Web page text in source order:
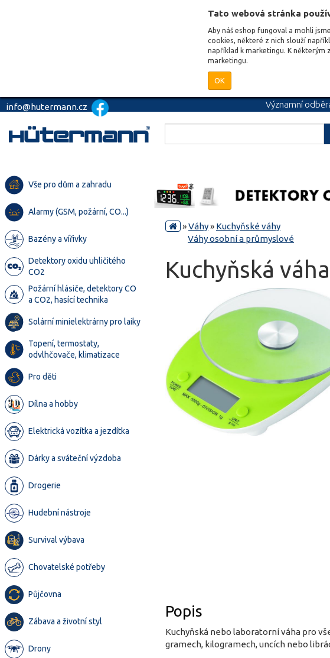
Tato webová stránka
Aby náš eshop fungoval a mohli
cookies, některé z nich slouží
například k marketingu. K
marketingu.
OK
info@hutermann.cz Významní
Vše pro dům a zahradu
Alarmy (GSM, požární, CO...)
Bazény a vířivky
Detektory oxidu uhličitého
CO2
Požární hlásiče, detektory CO
a CO2, hasící technika
Solární minielektrárny pro laiky
Topení, termostaty,
odvlhčovače, klimatizace
Pro děti
Dílna a hobby
Elektrická vozítka a jezdítka
Dárky a sváteční výzdoba
Drogerie
Hudební nástroje
Survival výbava
Chovatelské potřeby
Půjčovna
Zábava a životní styl
Drony
»Váhy» Kuchyňské váhy
Váhy osobní a průmyslové
Kuchyňská
Popis
Kuchyňská nebo laboratorní váha pro
gramech, kilogramech, uncích nebo